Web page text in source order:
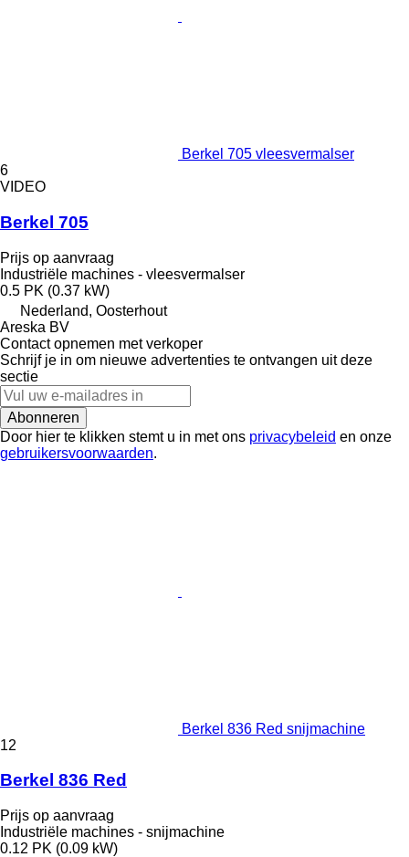
Berkel 705 vleesvermalser
6
VIDEO
Berkel 705
Prijs op aanvraag
Industriële machines - vleesvermalser
0.5 PK (0.37 kW)
Nederland, Oosterhout
Areska BV
Contact opnemen met verkoper
Schrijf je in om nieuwe advertenties te ontvangen uit deze
sectie
Abonneren
Door hier te klikken stemt u in met ons privacybeleid en onze
gebruikersvoorwaarden.
Berkel 836 Red snijmachine
12
Berkel 836 Red
Prijs op aanvraag
Industriële machines - snijmachine
0.12 PK (0.09 kW)